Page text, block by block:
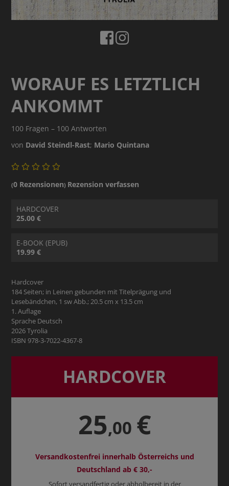
WORAUF ES LETZTLICH
ANKOMMT
100 Fragen – 100 Antworten
von David Steindl-Rast; Mario Quintana
(0 Rezensionen) Rezension verfassen
HARDCOVER
25.00 €
E-BOOK (EPUB)
19.99 €
Hardcover
184 Seiten; in Leinen gebunden mit Titelprägung und
Lesebändchen, 1 sw Abb.; 20.5 cm x 13.5 cm
1. Auflage
Sprache Deutsch
2026 Tyrolia
ISBN 978-3-7022-4367-8
HARDCOVER
25,00 €
Versandkostenfrei innerhalb Österreichs und
Deutschland ab € 30,-
Sofort versandfertig oder abholbereit in der